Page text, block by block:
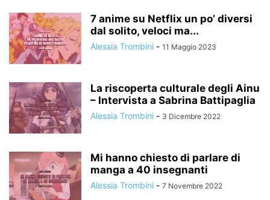
7 anime su Netflix un po’ diversi
dal solito, veloci ma...
Alessia Trombini - 11 Maggio 2023
La riscoperta culturale degli Ainu
– Intervista a Sabrina Battipaglia
Alessia Trombini - 3 Dicembre 2022
Mi hanno chiesto di parlare di
manga a 40 insegnanti
Alessia Trombini - 7 Novembre 2022